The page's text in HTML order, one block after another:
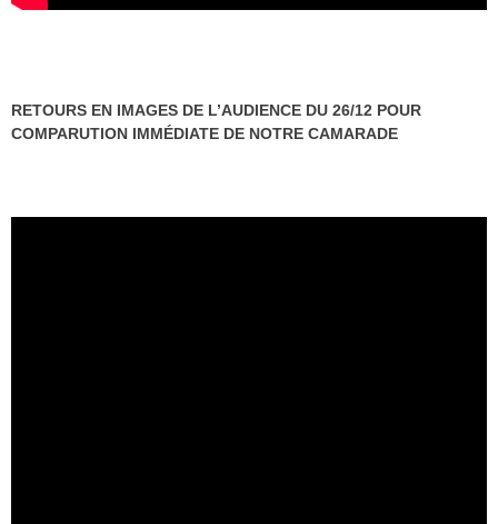
RETOURS EN IMAGES DE L’AUDIENCE DU 26/12 POUR
COMPARUTION IMMÉDIATE DE NOTRE CAMARADE